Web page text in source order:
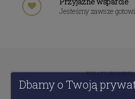
Jesteśmy zawsze
PORADY EKSPERTA
Dbamy o Twoją